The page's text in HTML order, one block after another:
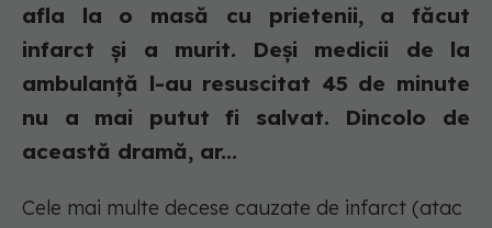
afla la o masă cu prietenii, a făcut
infarct și a murit. Deși medicii de la
ambulanță l-au resuscitat 45 de minute
nu a mai putut fi salvat. Dincolo de
această dramă, ar...
Cele mai multe decese cauzate de infarct (atac